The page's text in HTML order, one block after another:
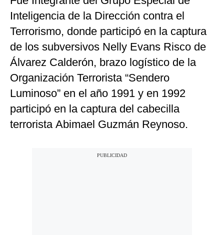
Inteligencia de la Dirección contra el
Terrorismo, donde participó en la captura
de los subversivos Nelly Evans Risco de
Álvarez Calderón, brazo logístico de la
Organización Terrorista “Sendero
Luminoso” en el año 1991 y en 1992
participó en la captura del cabecilla
terrorista Abimael Guzmán Reynoso.